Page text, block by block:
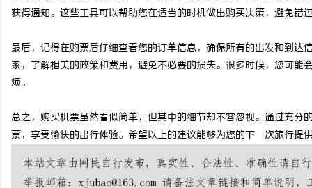
获得通知。这些工具可以帮助您在适当的时机做出购买决策，避免错
最后，记得在购票后仔细查看您的订单信息，确保所有的出发和到
系，了解相关的政策和费用，避免不必要的损失。很多时候，您可
烦。
总之，购买机票虽然看似简单，但其中的细节却不容忽视。通过充
票，享受愉快的出行体验。希望以上的建议能够为您的下一次旅行提
2026年工程验收趋严，
才是关键项